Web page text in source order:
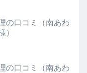
の口コミ（南あわ
）
の口コミ（南あわ